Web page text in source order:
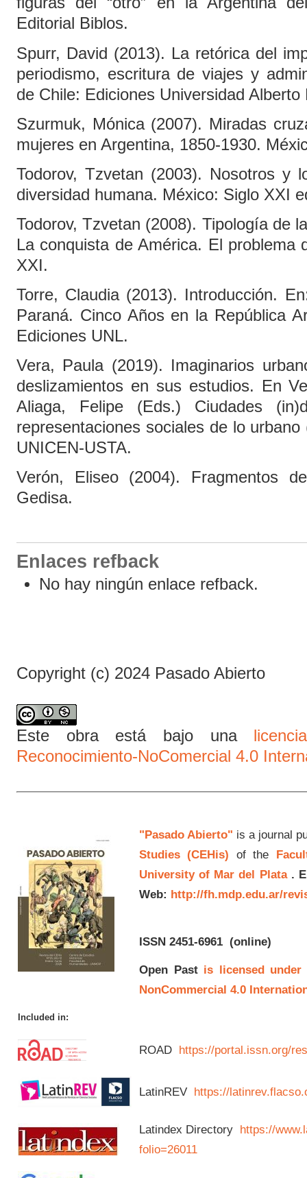
Editorial Biblos.
Spurr, David (2013). La retórica del
periodismo, escritura de viajes y
de Chile: Ediciones Universidad Alberto
Szurmuk, Mónica (2007). Miradas
mujeres en Argentina, 1850-1930.
Todorov, Tzvetan (2003). Nosotros y
diversidad humana. México: Siglo XXI
Todorov, Tzvetan (2008). Tipología de
La conquista de América. El problema
XXI.
Torre, Claudia (2013). Introducción.
Paraná. Cinco Años en la República
Ediciones UNL.
Vera, Paula (2019). Imaginarios
deslizamientos en sus estudios. En
Aliaga, Felipe (Eds.) Ciudades
representaciones sociales de lo
UNICEN-USTA.
Verón, Eliseo (2004). Fragmentos
Gedisa.
Enlaces refback
No hay ningún enlace refback.
Copyright (c) 2024 Pasado Abierto
Este obra está bajo una
Reconocimiento-NoComercial 4.0
"Pasado Abierto" is a journal
Studies (CEHis) of the
University of Mar del Plata.
Web: http://fh.mdp.edu.ar/
ISSN 2451-6961(online)
Open Past is licensed under
NonCommercial 4.0
Included in:
ROAD https://portal.issn.org/
LatinREV https://
Latindex Directory https://
folio=26011